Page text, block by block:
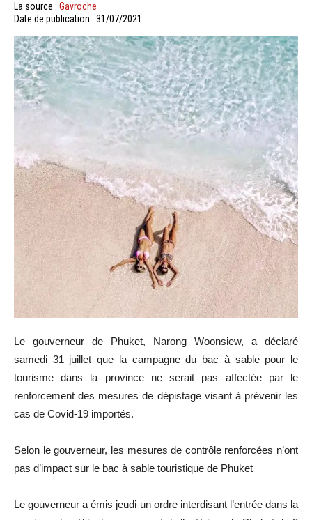
La source : Gavroche
Date de publication : 31/07/2021
Le gouverneur de Phuket, Narong Woonsiew, a déclaré
samedi 31 juillet que la campagne du bac à sable pour le
tourisme dans la province ne serait pas affectée par le
renforcement des mesures de dépistage visant à prévenir les
cas de Covid-19 importés.
Selon le gouverneur, les mesures de contrôle renforcées n’ont
pas d’impact sur le bac à sable touristique de Phuket
Le gouverneur a émis jeudi un ordre interdisant l’entrée dans la